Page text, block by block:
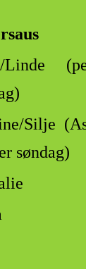
Linde
Silje
søndag)